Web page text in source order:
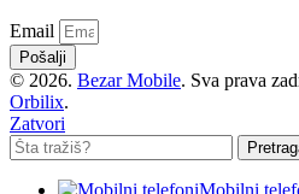
Email
Pošalji
© 2026. Bezar Mobile. Sva prava
Orbilix.
Zatvori
Mobilni